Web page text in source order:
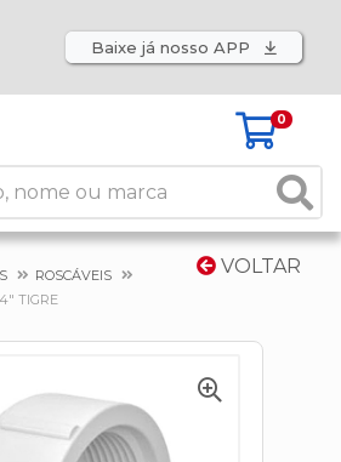
Baixe já nosso APP
0
VOLTAR
ROSCÁVEIS
TIGRE